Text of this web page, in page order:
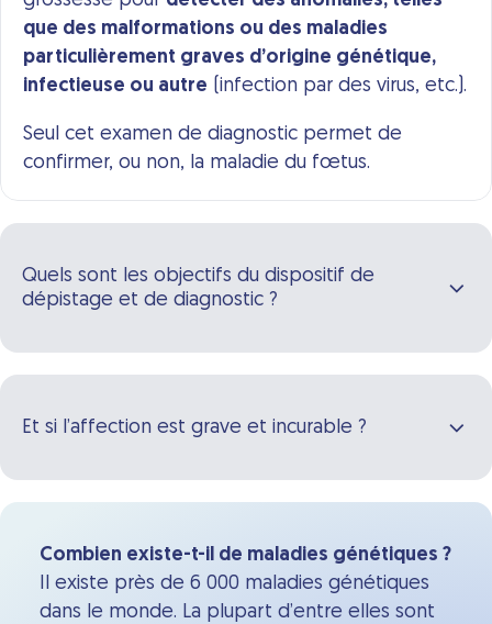
que des malformations ou des maladies
particulièrement graves d’origine génétique,
infectieuse ou autre (infection par des virus, etc.).
Seul cet examen de diagnostic permet de
confirmer, ou non, la maladie du fœtus.
Quels sont les objectifs du dispositif de
dépistage et de diagnostic ?
Et si l’affection est grave et incurable ?
Combien existe-t-il de maladies génétiques ?
Il existe près de 6 000 maladies génétiques
dans le monde. La plupart d’entre elles sont